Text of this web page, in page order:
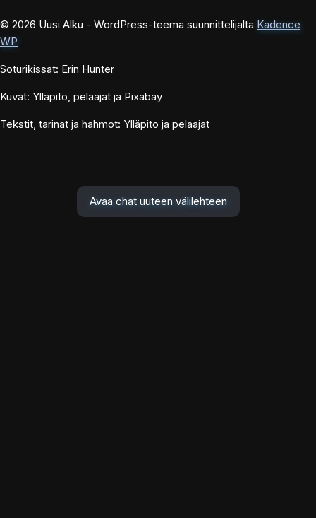
© 2026 Uusi Alku - WordPress-teema suunnittelijalta Kadence
WP
Soturikissat: Erin Hunter
Kuvat: Ylläpito, pelaajat ja Pixabay
Tekstit, tarinat ja hahmot: Ylläpito ja pelaajat
Avaa chat uuteen välilehteen